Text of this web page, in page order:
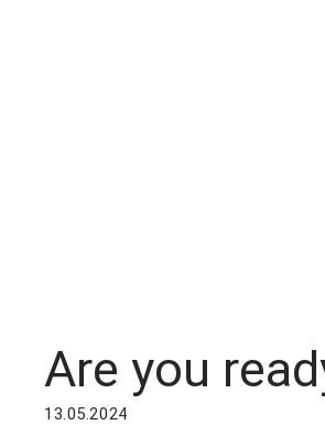
Are you
13.05.2024